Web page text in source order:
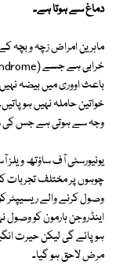
دماغ سے ہوتا ہے۔
ماہرین امراض زچہ و بچہ
باعث اووری میں بیضہ
خواتین حاملہ نہیں ہو
وجہ سے ہوتی ہے جس کی
یونیورسٹی آف ساؤتھ ویلز
چوہوں پر مختلف تجربات
وصول کرنے والے ریسیپٹر
اینڈروجن ہارمون کو
ہو پائے گی لیکن حیرت
مرض لاحق ہو گیا۔